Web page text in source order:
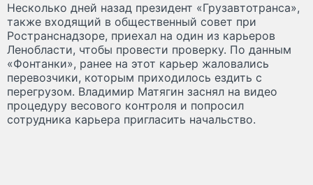
Несколько дней назад президент «Грузавтотранса»,
также входящий в общественный совет при
Ространснадзоре, приехал на один из карьеров
Ленобласти, чтобы провести проверку. По данным
«Фонтанки», ранее на этот карьер жаловались
перевозчики, которым приходилось ездить с
перегрузом. Владимир Матягин заснял на видео
процедуру весового контроля и попросил
сотрудника карьера пригласить начальство.